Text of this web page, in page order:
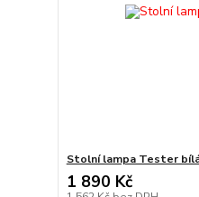
Stolní lampa Tester
1 890 Kč